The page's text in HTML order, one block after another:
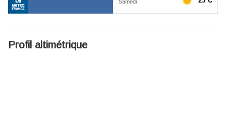
Profil altimétrique